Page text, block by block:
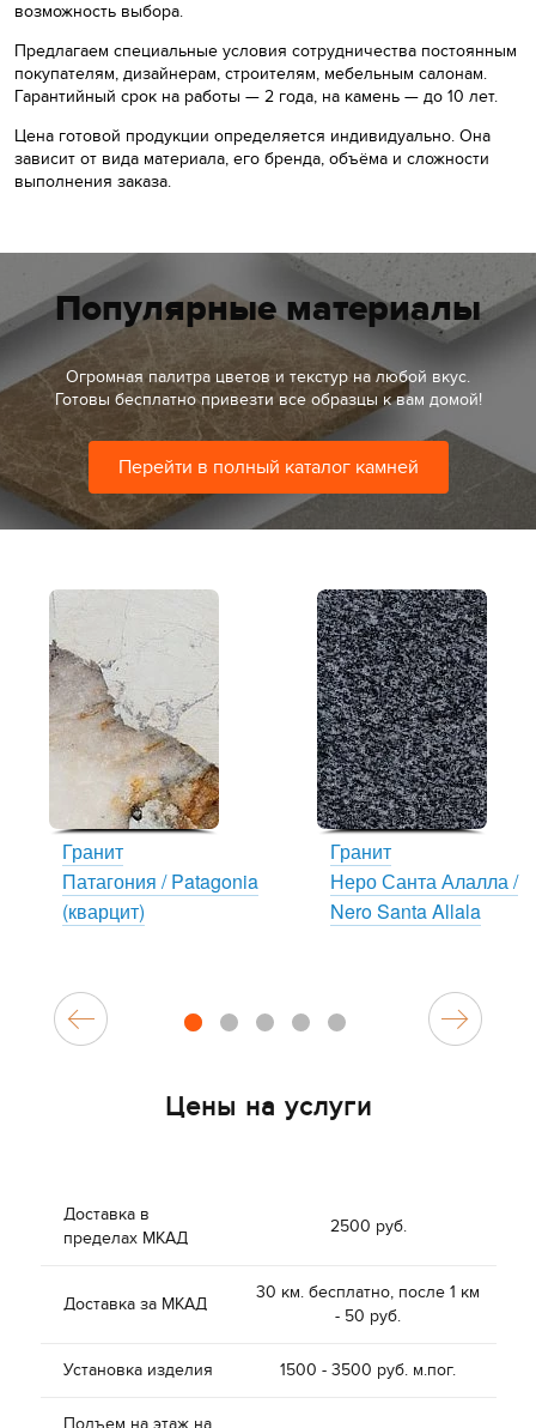
возможность выбора.
Предлагаем специальные условия сотрудничества постоянным
покупателям, дизайнерам, строителям, мебельным салонам.
Гарантийный срок на работы — 2 года, на камень — до 10 лет.
Цена готовой продукции определяется индивидуально. Она
зависит от вида материала, его бренда, объёма и сложности
выполнения заказа.
Популярные материалы
Огромная палитра цветов и текстур на любой вкус.
Готовы бесплатно привезти все образцы к вам домой!
Перейти в полный каталог камней
Гранит
Патагония / Patagonia
(кварцит)
Гранит
Неро Санта Алалла /
Nero Santa Allala
1 2 3 4 5
Цены на услуги
Доставка в
пределах МКАД
2500 руб.
Доставка за МКАД
30 км. бесплатно, после 1 км
- 50 руб.
Установка изделия 1500 - 3500 руб. м.пог.
Подъем на этаж на